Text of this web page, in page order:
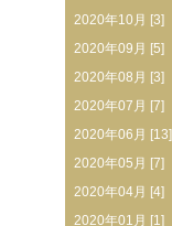
2020年10月 [3]
2020年09月 [5]
2020年08月 [3]
2020年07月 [7]
2020年06月 [13]
2020年05月 [7]
2020年04月 [4]
2020年01月 [1]